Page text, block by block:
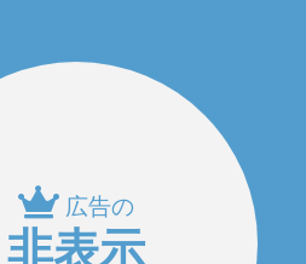
広告の
非表示